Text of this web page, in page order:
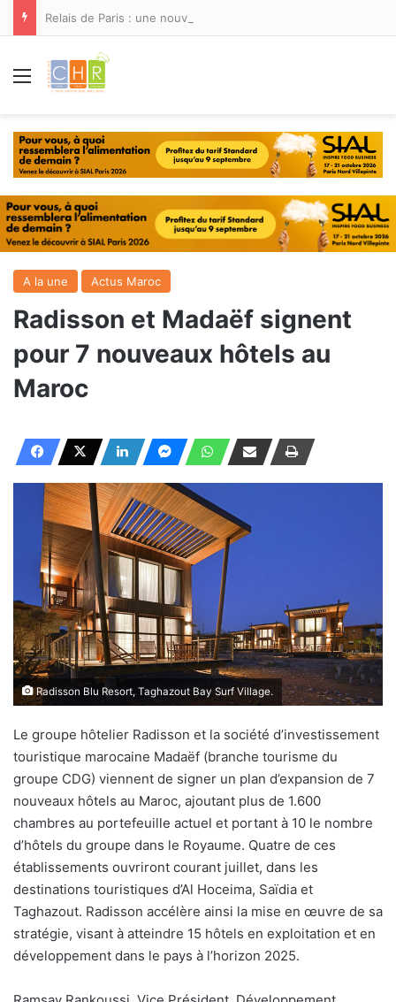
Menu
A la une Actus Maroc
Radisson et Madaëf signent
pour 7 nouveaux hôtels au
Maroc
Radisson Blu Resort, Taghazout Bay Surf Village.
Le groupe hôtelier Radisson et la société d’investissement
touristique marocaine Madaëf (branche tourisme du
groupe CDG) viennent de signer un plan d’expansion de 7
nouveaux hôtels au Maroc, ajoutant plus de 1.600
chambres au portefeuille actuel et portant à 10 le nombre
d’hôtels du groupe dans le Royaume. Quatre de ces
établissements ouvriront courant juillet, dans les
destinations touristiques d’Al Hoceima, Saïdia et
Taghazout. Radisson accélère ainsi la mise en œuvre de sa
stratégie, visant à atteindre 15 hôtels en exploitation et en
développement dans le pays à l’horizon 2025.